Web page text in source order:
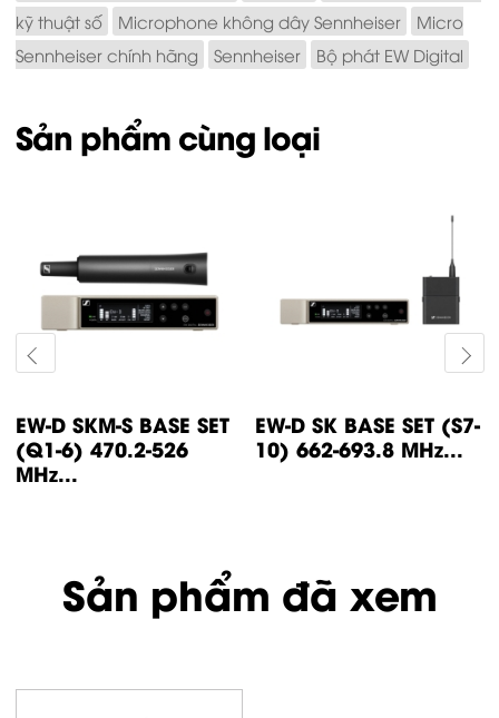
kỹ thuật số
Microphone không dây Sennheiser
Micro
Sennheiser chính hãng
Sennheiser Bộ phát EW Digital
Sản phẩm cùng loại
EW-D SKM-S BASE SET
(Q1-6) 470.2-526
MHz...
EW-D SK BASE SET (S7-
10) 662-693.8 MHz...
Sản phẩm đã xem